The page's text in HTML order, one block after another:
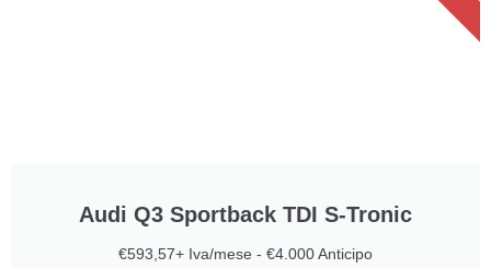
Audi Q3 Sportback TDI S-Tronic
€593,57+ Iva/mese - €4.000 Anticipo